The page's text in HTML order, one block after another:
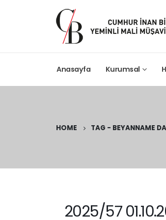
Anasayfa Kurumsal
HOME TAG - BEYANNAME
2025/57